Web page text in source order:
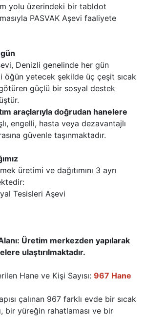
yolu üzerindeki bir tabldot
PASVAK Aşevi faaliyete
Denizli genelinde her gün
öğün yetecek şekilde üç çeşit sıcak
güçlü bir sosyal destek
araçlarıyla doğrudan hanelere
engelli, hasta veya dezavantajlı
güvenle taşınmaktadır.
üretimi ve dağıtımını 3 ayrı
Tesisleri Aşevi
Üretim merkezden yapılarak
ulaştırılmaktadır.
Hane ve Kişi Sayısı: 967 Hane
çalınan 967 farklı evde bir sıcak
bir yüreğin rahatlaması ve bir